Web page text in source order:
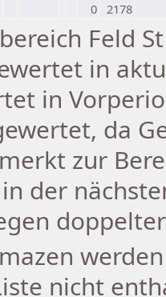
0 2178
Feld
in
in
da
zur
der
nicht